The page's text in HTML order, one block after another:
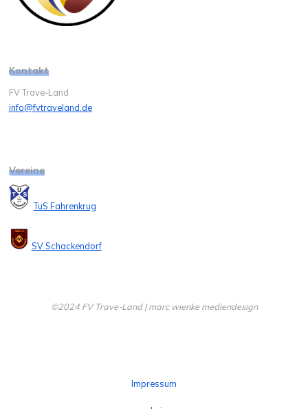
Kontakt
FV Trave-Land
info@fvtraveland.de
Vereine
TuS Fahrenkrug
SV Schackendorf
©2024 FV Trave-Land | marc wienke mediendesign
Impressum